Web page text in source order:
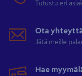
Tutustu eri
Ota
Jätä meille
Hae